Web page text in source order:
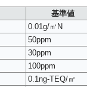
基準値
0.01g/㎥N
50ppm
30ppm
100ppm
0.1ng-TEQ/㎥